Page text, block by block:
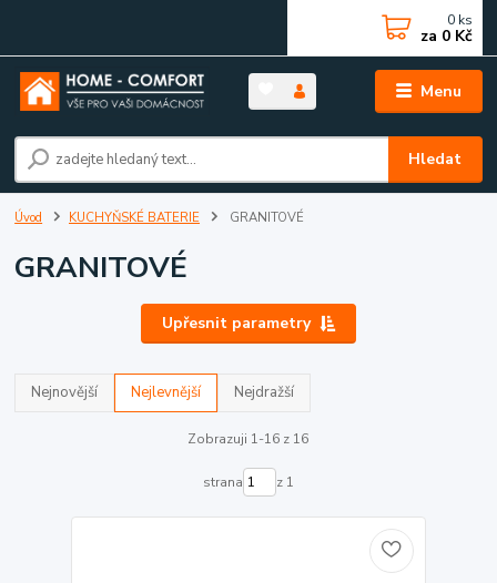
Menu
Hledat
0 ks
za 0 Kč
Úvod KUCHYŇSKÉ BATERIE GRANITOVÉ
GRANITOVÉ
Upřesnit parametry
Nejnovější Nejlevnější Nejdražší
Zobrazuji 1-16 z 16
strana z 1